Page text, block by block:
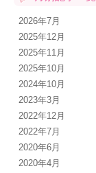
2026年7月
2025年12月
2025年11月
2025年10月
2024年10月
2023年3月
2022年12月
2022年7月
2020年6月
2020年4月